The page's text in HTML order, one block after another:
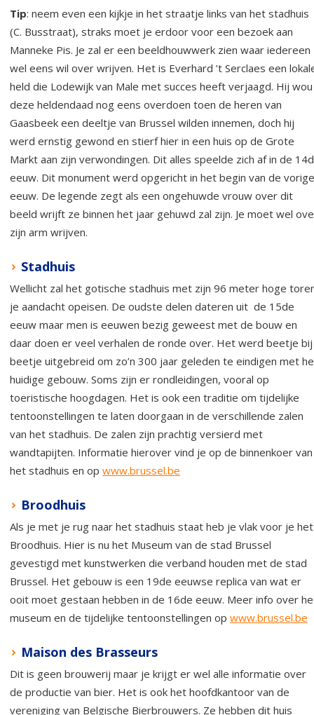
Tip: neem even een kijkje in het straatje links van het stadhuis
(C. Busstraat), straks moet je erdoor voor een bezoek aan
Manneke Pis. Je zal er een beeldhouwwerk zien waar iedereen
wel eens wil over wrijven. Het is Everhard ’t Serclaes een
held die Lodewijk van Male met succes heeft verjaagd. Hij wou
deze heldendaad nog eens overdoen toen de heren van
Gaasbeek een deeltje van Brussel wilden innemen, doch hij
werd ernstig gewond en stierf hier in een huis op de Grote
Markt aan zijn verwondingen. Dit alles speelde zich af in de
eeuw. Dit monument werd opgericht in het begin van de vorige
eeuw. De legende zegt als een ongehuwde vrouw over dit
beeld wrijft ze binnen het jaar gehuwd zal zijn. Je moet wel
zijn arm wrijven.
Stadhuis
Wellicht zal het gotische stadhuis met zijn 96 meter hoge
je aandacht opeisen. De oudste delen dateren uit de 15de
eeuw maar men is eeuwen bezig geweest met de bouw en
daar doen er veel verhalen de ronde over. Het werd beetje bij
beetje uitgebreid om zo’n 300 jaar geleden te eindigen met
huidige gebouw. Soms zijn er rondleidingen, vooral op
toeristische hoogdagen. Het is ook een traditie om tijdelijke
tentoonstellingen te laten doorgaan in de verschillende zalen
van het stadhuis. De zalen zijn prachtig versierd met
wandtapijten. Informatie hierover vind je op de binnenkoer van
het stadhuis en op www.brussel.be
Broodhuis
Als je met je rug naar het stadhuis staat heb je vlak voor je het
Broodhuis. Hier is nu het Museum van de stad Brussel
gevestigd met kunstwerken die verband houden met de stad
Brussel. Het gebouw is een 19de eeuwse replica van wat er
ooit moet gestaan hebben in de 16de eeuw. Meer info over
museum en de tijdelijke tentoonstellingen op www.brussel.be
Maison des Brasseurs
Dit is geen brouwerij maar je krijgt er wel alle informatie over
de productie van bier. Het is ook het hoofdkantoor van de
vereniging van Belgische Bierbrouwers. Ze hebben dit huis